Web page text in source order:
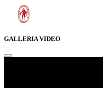
GALLERIA VIDEO